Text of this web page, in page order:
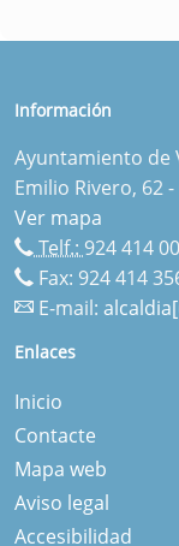
Información
Ayuntamiento de
Emilio Rivero, 62
Ver mapa
Telf.: 924 414
Fax: 924 414
E-mail:
Enlaces
Inicio
Contacte
Mapa web
Aviso legal
Accesibilidad